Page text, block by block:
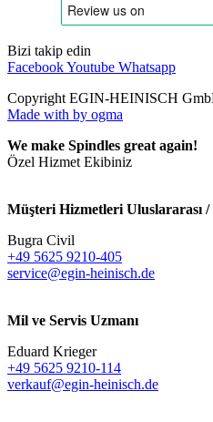
Bizi takip edin
FacebookYoutube Whatsapp
Copyright EGIN-HEINISCH
Made with by ogma
We make Spindles great again!
Özel Hizmet Ekibiniz
Müşteri Hizmetleri Uluslararası
Bugra Civil
+49 5625 9210-405
service@egin-heinisch.de
Mil ve Servis Uzmanı
Eduard Krieger
+49 5625 9210-114
verkauf@egin-heinisch.de